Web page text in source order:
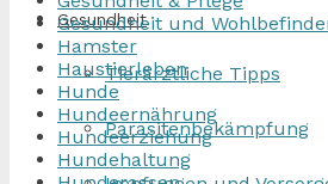
Gesundheit
Tierärztliche Tipps
Parasitenbekämpfung
Gesundheit und
Hamster
Haustierleben
Hunde
Hundeernährung
Hundeerziehung
Hundehaltung